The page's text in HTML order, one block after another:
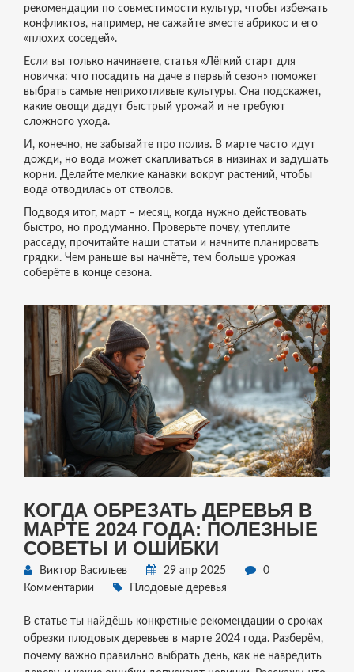
рекомендации по совместимости культур, чтобы избежать
конфликтов, например, не сажайте вместе абрикос и его
«плохих соседей».
Если вы только начинаете, статья «Лёгкий старт для
новичка: что посадить на даче в первый сезон» поможет
выбрать самые неприхотливые культуры. Она подскажет,
какие овощи дадут быстрый урожай и не требуют
сложного ухода.
И, конечно, не забывайте про полив. В марте часто идут
дожди, но вода может скапливаться в низинах и задушать
корни. Делайте мелкие канавки вокруг растений, чтобы
вода отводилась от стволов.
Подводя итог, март – месяц, когда нужно действовать
быстро, но продуманно. Проверьте почву, утеплите
рассаду, прочитайте наши статьи и начните планировать
грядки. Чем раньше вы начнёте, тем больше урожая
соберёте в конце сезона.
КОГДА ОБРЕЗАТЬ ДЕРЕВЬЯ В
МАРТЕ 2024 ГОДА: ПОЛЕЗНЫЕ
СОВЕТЫ И ОШИБКИ
Виктор Васильев 29 апр 2025
0
Комментарии
Плодовые деревья
В статье ты найдёшь конкретные рекомендации о сроках
обрезки плодовых деревьев в марте 2024 года. Разберём,
почему важно правильно выбрать день, как не навредить